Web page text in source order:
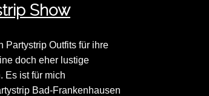
Show
Partystrip Outfits für ihre
doch eher lustige
Es ist für mich
Bad-Frankenhausen